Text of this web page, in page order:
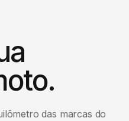
das marcas do